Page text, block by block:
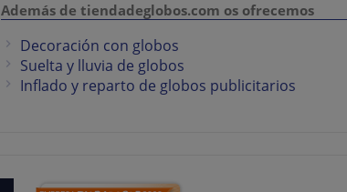
Además de tiendadeglobos.com os ofrecemos
Decoración con globos
Suelta y lluvia de globos
Inflado y reparto de globos publicitarios